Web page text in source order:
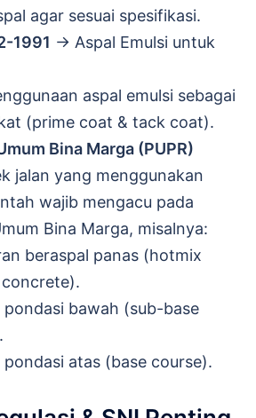
agar sesuai spesifikasi.
1991 → Aspal Emulsi untuk
aspal emulsi sebagai
(prime coat & tack coat).
Bina Marga (PUPR)
jalan yang menggunakan
wajib mengacu pada
Bina Marga, misalnya:
beraspal panas (hotmix
pondasi bawah (sub-base
pondasi atas (base course).